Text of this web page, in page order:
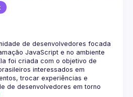
de desenvolvedores focada
JavaScript e no ambiente
foi criada com o objetivo de
interessados em
trocar experiências e
de desenvolvedores em torno